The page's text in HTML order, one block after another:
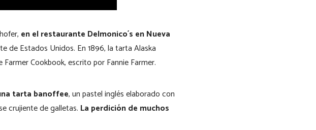
en el restaurante Delmonico´s en Nueva
de Estados Unidos. En 1896, la tarta Alaska
Cookbook, escrito por Fannie Farmer.
tarta banoffee, un pastel inglés elaborado con
crujiente de galletas. La perdición de muchos